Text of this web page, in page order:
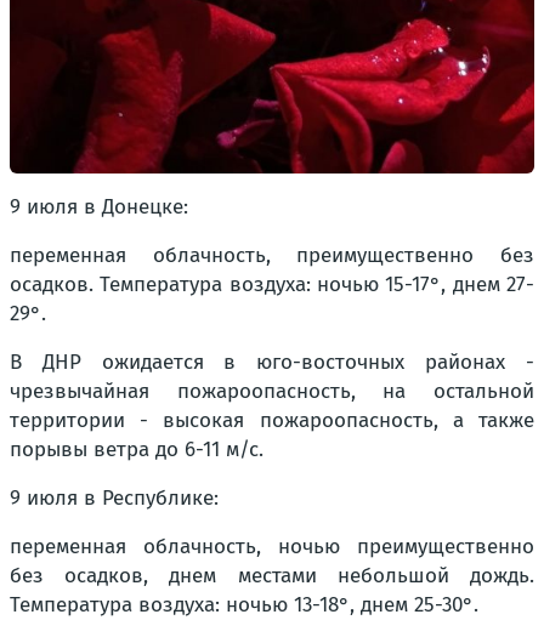
9 июля в Донецке:
переменная облачность, преимущественно без
осадков. Температура воздуха: ночью 15-17°, днем 27-
29°.
В ДНР ожидается в юго-восточных районах -
чрезвычайная пожароопасность, на остальной
территории - высокая пожароопасность, а также
порывы ветра до 6-11 м/с.
9 июля в Республике:
переменная облачность, ночью преимущественно
без осадков, днем местами небольшой дождь.
Температура воздуха: ночью 13-18°, днем 25-30°.